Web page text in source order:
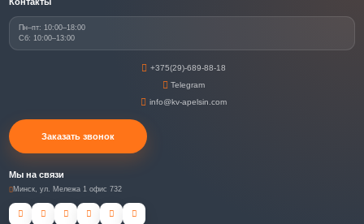
+375(29)-689-88-18
Telegram
info@kv-apelsin.com
Заказать звонок
Пн–пт: 10:00–18:00
Сб: 10:00–13:00
Мы на связи
Минск, ул. Мележа 1 офис 732